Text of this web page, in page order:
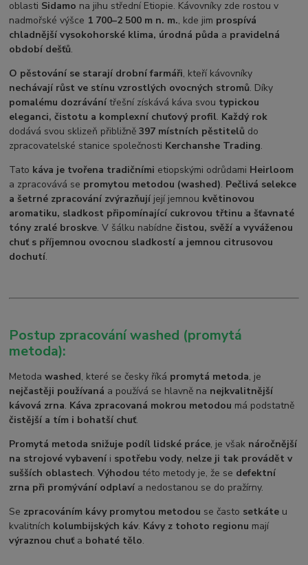
oblasti Sidamo na jihu střední Etiopie. Kávovníky zde rostou v
nadmořské výšce 1 700–2 500 m n. m., kde jim prospívá
chladnější vysokohorské klima, úrodná půda a pravidelná
období dešťů.
O pěstování se starají drobní farmáři, kteří kávovníky
nechávají růst ve stínu vzrostlých ovocných stromů. Díky
pomalému dozrávání třešní získává káva svou typickou
eleganci, čistotu a komplexní chuťový profil. Každý rok
dodává svou sklizeň přibližně397 místních pěstitelů do
zpracovatelské stanice společnosti Kerchanshe Trading.
Tato káva je tvořena tradičními etiopskými odrůdami Heirloom
a zpracovává se promytou metodou (washed). Pečlivá selekce
a šetrné zpracování zvýrazňují její jemnou květinovou
aromatiku, sladkost připomínající cukrovou třtinu a šťavnaté
tóny zralé broskve. V šálku nabídnečistou, svěží a vyváženou
chuť s příjemnou ovocnou sladkostí a jemnou citrusovou
dochutí.
Postup zpracování washed (promytá
metoda):
Metodawashed, které se česky říká promytá metoda, je
nejčastěji používaná a používá se hlavně na nejkvalitnější
kávová zrna. Káva zpracovaná mokrou metodou má podstatně
čistější a tím i bohatší chuť.
Promytá metoda snižuje podíl lidské práce, je však náročnější
na strojové vybavení i spotřebu vody, nelze ji tak provádět v
sušších oblastech.Výhodou této metody je, že se defektní
zrna při promývání odplaví a nedostanou se do pražírny.
Se zpracováním kávy promytou metodou se často setkáte u
kvalitních kolumbijských káv. Kávy z tohoto regionu mají
výraznou chuťa bohaté tělo.